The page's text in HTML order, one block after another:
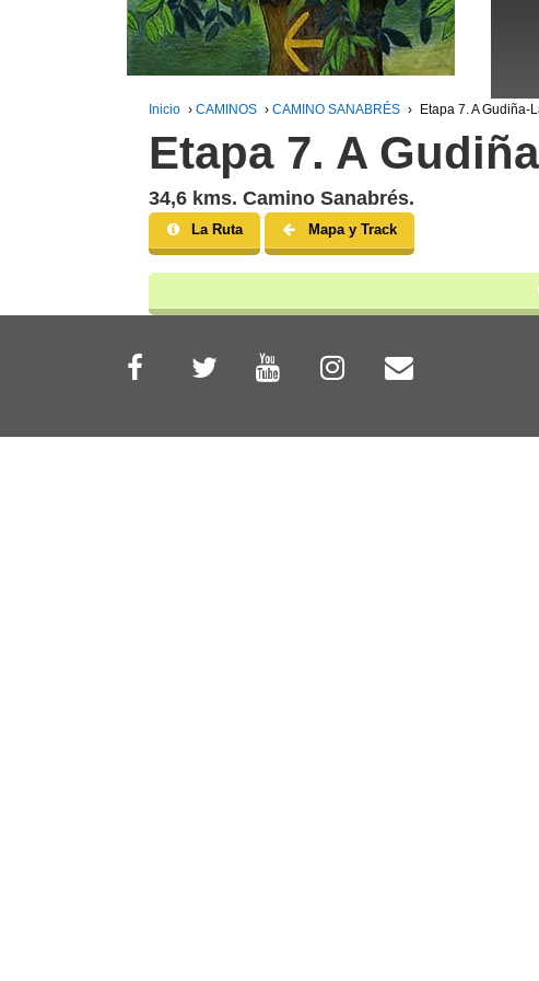
Inicio › CAMINOS › CAMINO SANABRÉS › Etapa 7. A Gudiña-
Etapa 7. A
34,6 kms. Camino Sanabrés.
La Ruta Mapa y Track